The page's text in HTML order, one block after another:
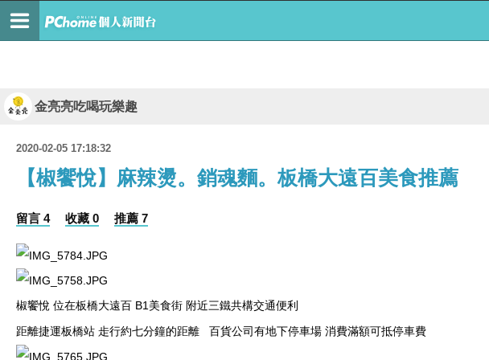
金亮亮吃喝玩樂趣
2020-02-05 17:18:32
【椒饗悅】麻辣燙。銷魂麵。板橋大遠百美食推薦
留言 4 收藏 0 推薦 7
椒饗悅 位在板橋大遠百 B1 美食街 附近三鐵共構交通便利
距離捷運板橋站 歨行約七分鐘的距離 百貨公司有地下停車場 消費滿額可抵停車費